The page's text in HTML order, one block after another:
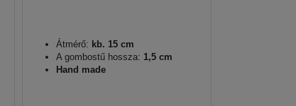
Átmérő: kb. 15 cm
A gombostű hossza: 1,5 cm
Hand made